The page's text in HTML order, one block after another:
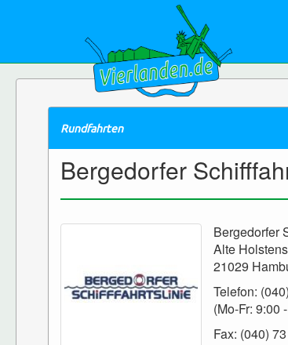
Rundfahrten
Bergedorfer
Bergedorfer
Alte
21029
Telefon:
(Mo-Fr: 9:00
Fax: (040)